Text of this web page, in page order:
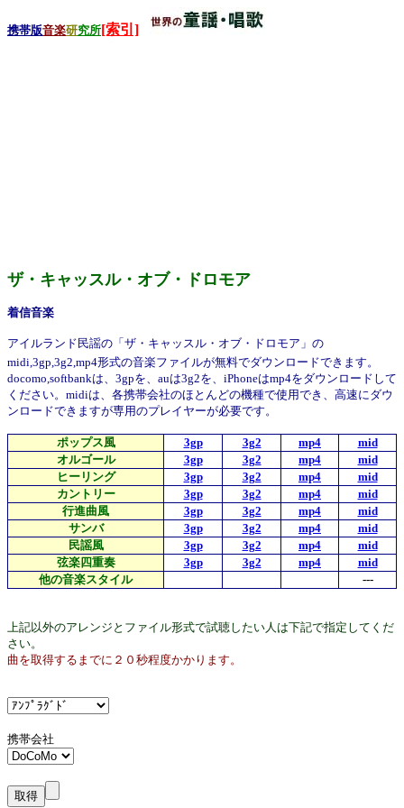
携帯版音楽研究所[索引]
ザ・キャッスル・オブ・ドロモア
着信音楽
アイルランド民謡の「ザ・キャッスル・オブ・ドロモア」の
midi,3gp,3g2,mp4形式の音楽ファイルが無料でダウンロードできます。
docomo,softbankは、3gpを、auは3g2を、iPhoneはmp4をダウンロードして
ください。midiは、各携帯会社のほとんどの機種で使用でき、高速にダウ
ンロードできますが専用のプレイヤーが必要です。
ポップス風 3gp 3g2 mp4
mid
オルゴール
3gp 3g2 mp4
mid
ヒーリング
3gp 3g2 mp4
mid
カントリー
3gp 3g2 mp4
mid
行進曲風
3gp 3g2 mp4
mid
サンバ
3gp 3g2 mp4
mid
民謡風
3gp 3g2 mp4
mid
弦楽四重奏
3gp 3g2 mp4
mid
他の音楽スタイル
---
上記以外のアレンジとファイル形式で試聴したい人は下記で指定してくだ
さい。
曲を取得するまでに２０秒程度かかります。
携帯会社